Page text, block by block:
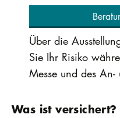
Über die
Sie Ihr Risiko
Messe und des
Was ist versichert?